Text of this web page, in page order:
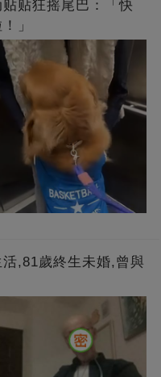
贴狂摇尾巴：「快
」
,81歲終生未婚,曾與